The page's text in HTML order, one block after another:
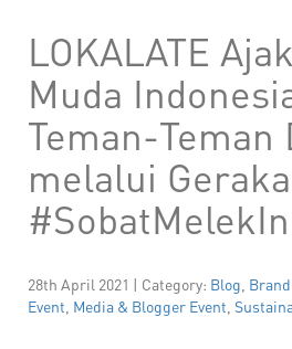
LOKALATE
Muda
Teman-Teman
melalui
28th April 2021 | Category: Blog
Event Media & Blogger Event